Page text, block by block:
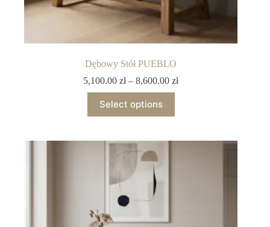
Dębowy Stół PUEBLO
5,100.00zł – 8,600.00zł
Select options